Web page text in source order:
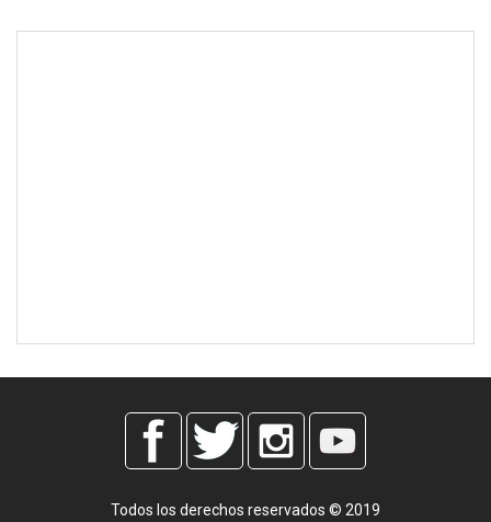
Todos los derechos reservados © 2019